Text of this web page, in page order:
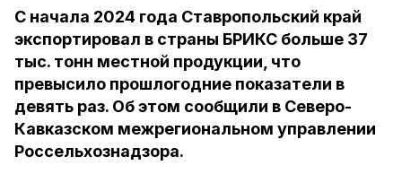
С начала 2024 года Ставропольский край
экспортировал в страны БРИКС больше 37
тыс. тонн местной продукции, что
превысило прошлогодние показатели в
девять раз. Об этом сообщили в Северо-
Кавказском межрегиональном управлении
Россельхознадзора.